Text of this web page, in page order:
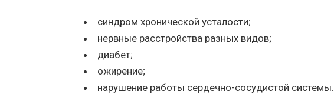
синдром хронической усталости;
нервные расстройства разных видов;
диабет;
ожирение;
нарушение работы сердечно-сосудистой системы.